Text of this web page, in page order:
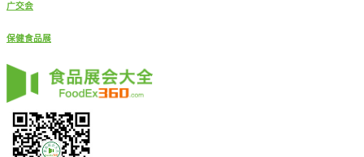
广交会
保健食品展